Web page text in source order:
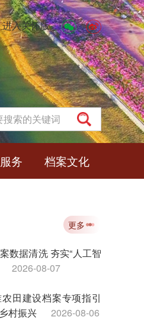
进入关怀版
务 档案文化
更多
数据清洗 夯实“人工智
2026-08-07
田建设档案专项指引
村振兴
2026-08-06